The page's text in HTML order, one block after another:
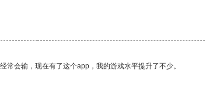
会输，现在有了这个app，我的游戏水平提升了不少。